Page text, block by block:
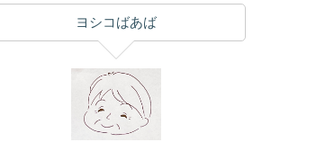
ヨシコばあば